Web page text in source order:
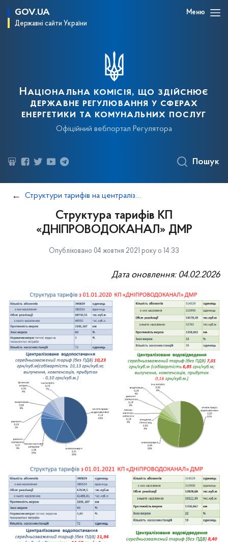
GOV.UA
Державні сайти України
Меню
Національна комісія, що здійснює
державне регулювання у сферах
енергетики та комунальних послуг
Офіційний вебпортал Регулятора
Пошук
Структури тарифів на централізоване водопостачання та централізоване водовідведення
Структура тарифів КП
«ДНІПРОВОДОКАНАЛ» ДМР
Опубліковано 04 жовтня 2021 року о 14:33
Дата оновлення: 04.02.2026